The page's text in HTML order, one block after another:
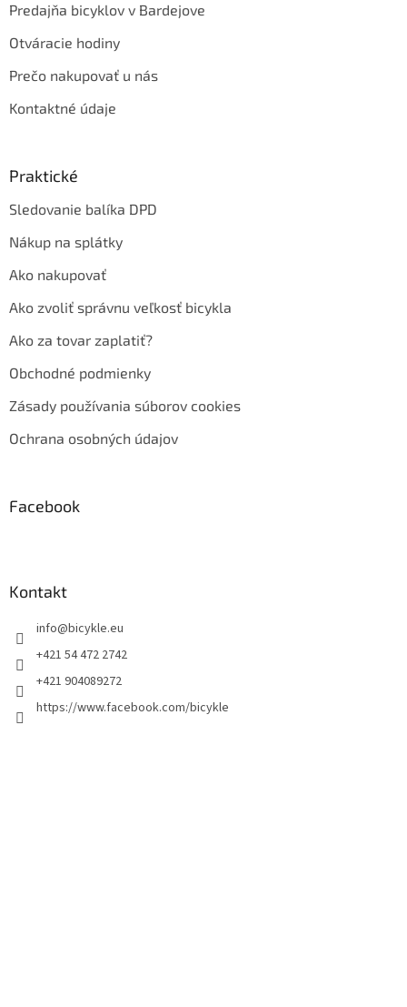
Predajňa bicyklov v Bardejove
Otváracie hodiny
Prečo nakupovať u nás
Kontaktné údaje
Praktické
Sledovanie balíka DPD
Nákup na splátky
Ako nakupovať
Ako zvoliť správnu veľkosť bicykla
Ako za tovar zaplatiť?
Obchodné podmienky
Zásady používania súborov cookies
Ochrana osobných údajov
Facebook
Kontakt
info@bicykle.eu
+421 54 472 2742
+421 904089272
https://www.facebook.com/bicykle